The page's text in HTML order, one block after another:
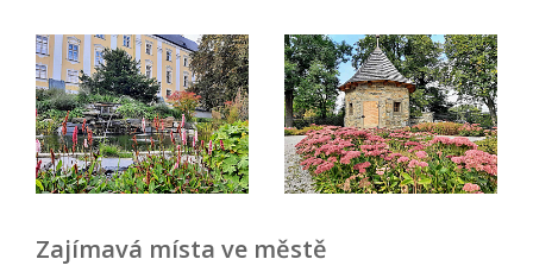
Zajímavá místa ve městě